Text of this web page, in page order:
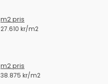
m2 pris
27.610 kr/m2
m2 pris
38.875 kr/m2